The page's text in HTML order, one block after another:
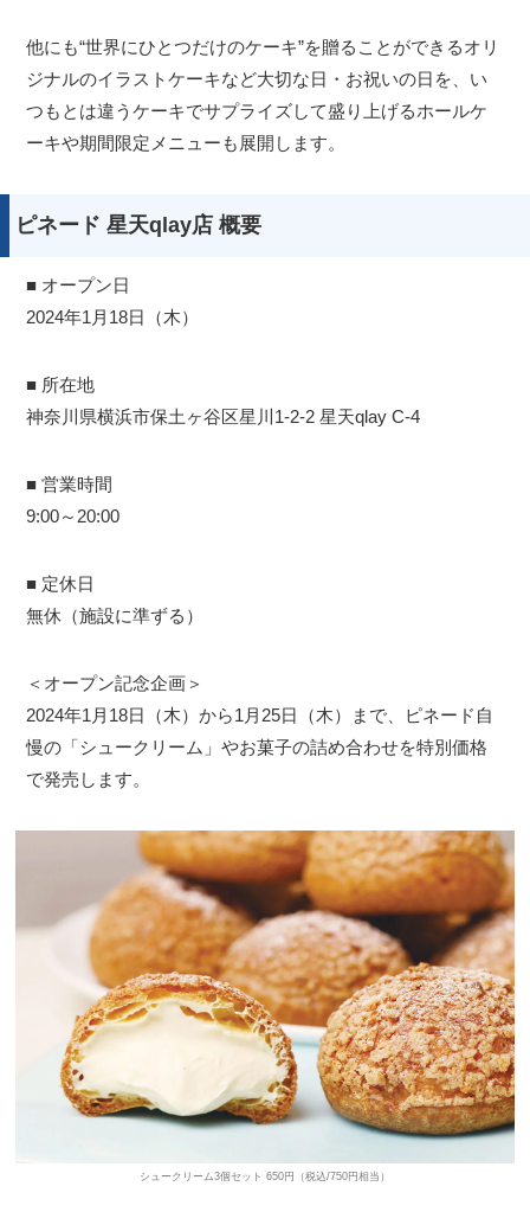
他にも“世界にひとつだけのケーキ”を贈ることができるオリ
ジナルのイラストケーキなど大切な日・お祝いの日を、い
つもとは違うケーキでサプライズして盛り上げるホールケ
ーキや期間限定メニューも展開します。
ピネード 星天qlay店 概要
■ オープン日
2024年1月18日（木）
■ 所在地
神奈川県横浜市保土ヶ谷区星川1-2-2 星天qlay C-4
■ 営業時間
9:00～20:00
■ 定休日
無休（施設に準ずる）
＜オープン記念企画＞
2024年1⽉18⽇（木）から1⽉25⽇（木）まで、ピネード自
慢の「シュークリーム」やお菓子の詰め合わせを特別価格
で発売します。
シュークリーム3個セット 650円（税込/750円相当）